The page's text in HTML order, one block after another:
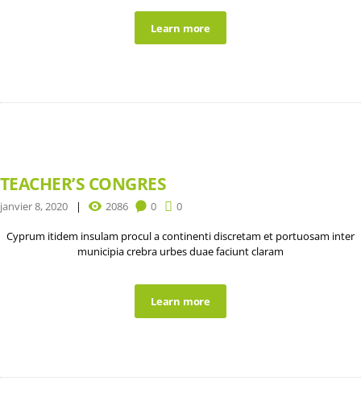
Learn more
TEACHER’S CONGRES
janvier 8, 2020 2086 0 0
Cyprum itidem insulam procul a continenti discretam et portuosam inter
municipia crebra urbes duae faciunt claram
Learn more